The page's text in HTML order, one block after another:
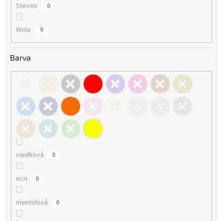
Steven 0
Wola 0
Barva
vanilková 0
ecri 0
mentolová 0